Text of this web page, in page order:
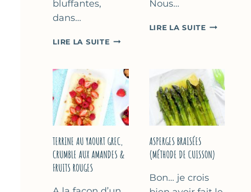
bluffantes,
dans…
LIRE LA SUITECRÈMES
FRAISE
YAOURT
GREC
Nous…
LIRE LA SUITERECETTES
TERRINE AU YAOURT GREC,
CRUMBLE AUX AMANDES &
FRUITS ROUGES
ASPERGES BRAISÉES
(MÉTHODE DE CUISSON)
Bon… je crois